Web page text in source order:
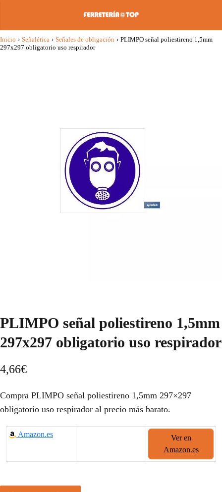
Inicio › Señalética › Señales de obligación › PLIMPO señal poliestireno 1,5mm
297x297 obligatorio uso respirador
PLIMPO señal poliestireno 1,5mm
297x297 obligatorio uso respirador
4,66€
Compra PLIMPO señal poliestireno 1,5mm 297×297
obligatorio uso respirador al precio más barato.
Amazon.es
Ver en
Amazon.es